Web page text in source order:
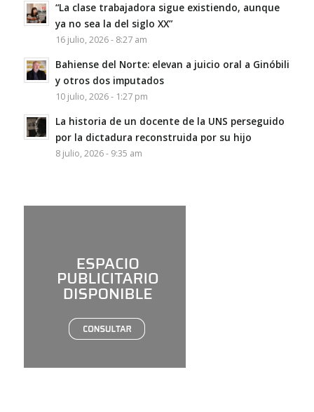
“La clase trabajadora sigue existiendo, aunque
ya no sea la del siglo XX”
16 julio, 2026 - 8:27 am
Bahiense del Norte: elevan a juicio oral a Ginóbili
y otros dos imputados
10 julio, 2026 - 1:27 pm
La historia de un docente de la UNS perseguido
por la dictadura reconstruida por su hijo
8 julio, 2026 - 9:35 am